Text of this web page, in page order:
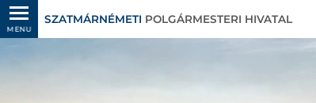
MENU
SZATMÁRNÉMETI POLGÁRMESTERI HIVATAL